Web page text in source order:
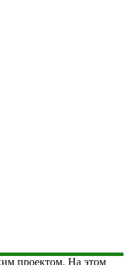
проектом. На этом